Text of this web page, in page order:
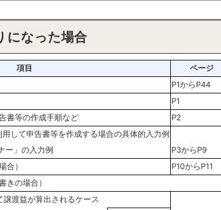
になった場合
項目 ページ
P1からP44
P1
書等の作成手順など
P2
用して申告書等を作成する場合の具体的入力例
ー」の入力例
P3からP9
合）
P10からP11
きの場合）
譲渡益が算出されるケース